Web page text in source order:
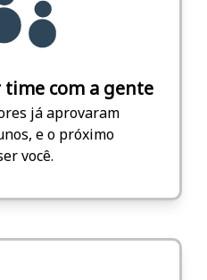
com a gente
já aprovaram
e o próximo
você.